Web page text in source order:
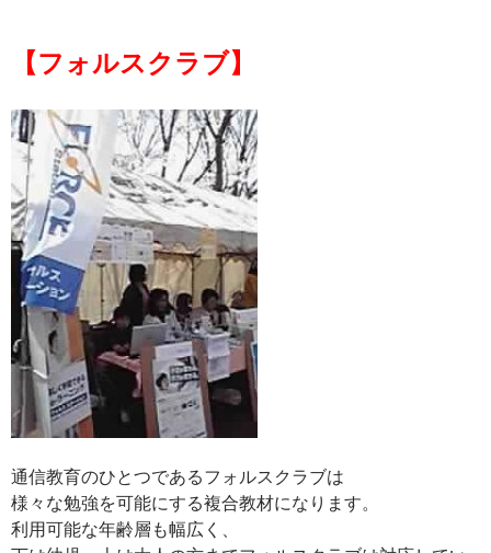
【フォルスクラブ】
通信教育のひとつであるフォルスクラブは
様々な勉強を可能にする複合教材になります。
利用可能な年齢層も幅広く、